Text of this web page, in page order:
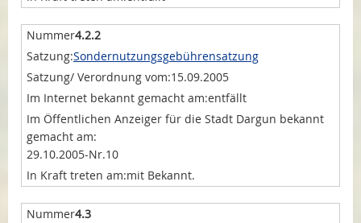
4.2.2
Sondernutzungsgebührensatzung
15.09.2005
entfällt
29.10.2005-Nr.10
mit Bekannt.
4.3